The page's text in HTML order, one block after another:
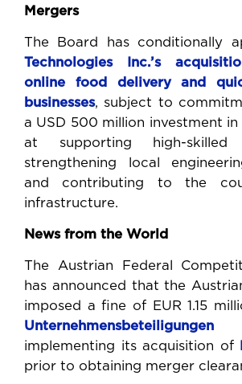
Mergers
The Board has conditionally
Technologies Inc.’s
online food
delivery and
businesses, subject to
a USD 500 million investment in
at supporting high-skilled
strengthening local
and contributing to the
infrastructure.
News from the World
The Austrian Federal
has announced that the
imposed a fine of EUR 1.15
Unternehmensbeteiligungen
implementing its acquisition of
prior to obtaining merger